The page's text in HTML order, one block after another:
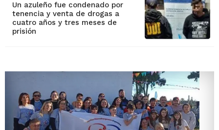
Un azuleño fue condenado por
tenencia y venta de drogas a
cuatro años y tres meses de
prisión